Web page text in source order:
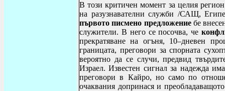
В този критичен момент за целия
на разузнавателни служби /САЩ,
първото писмено предложениебе
служители. В него се посочва, че
прекратяване на огъня, 10–дневен
границата, преговори за спорната
вероятно да се случи, предвид
Израел. Известен сигнал за надежда
преговори в Кайро, но само по
очаквания допринася и